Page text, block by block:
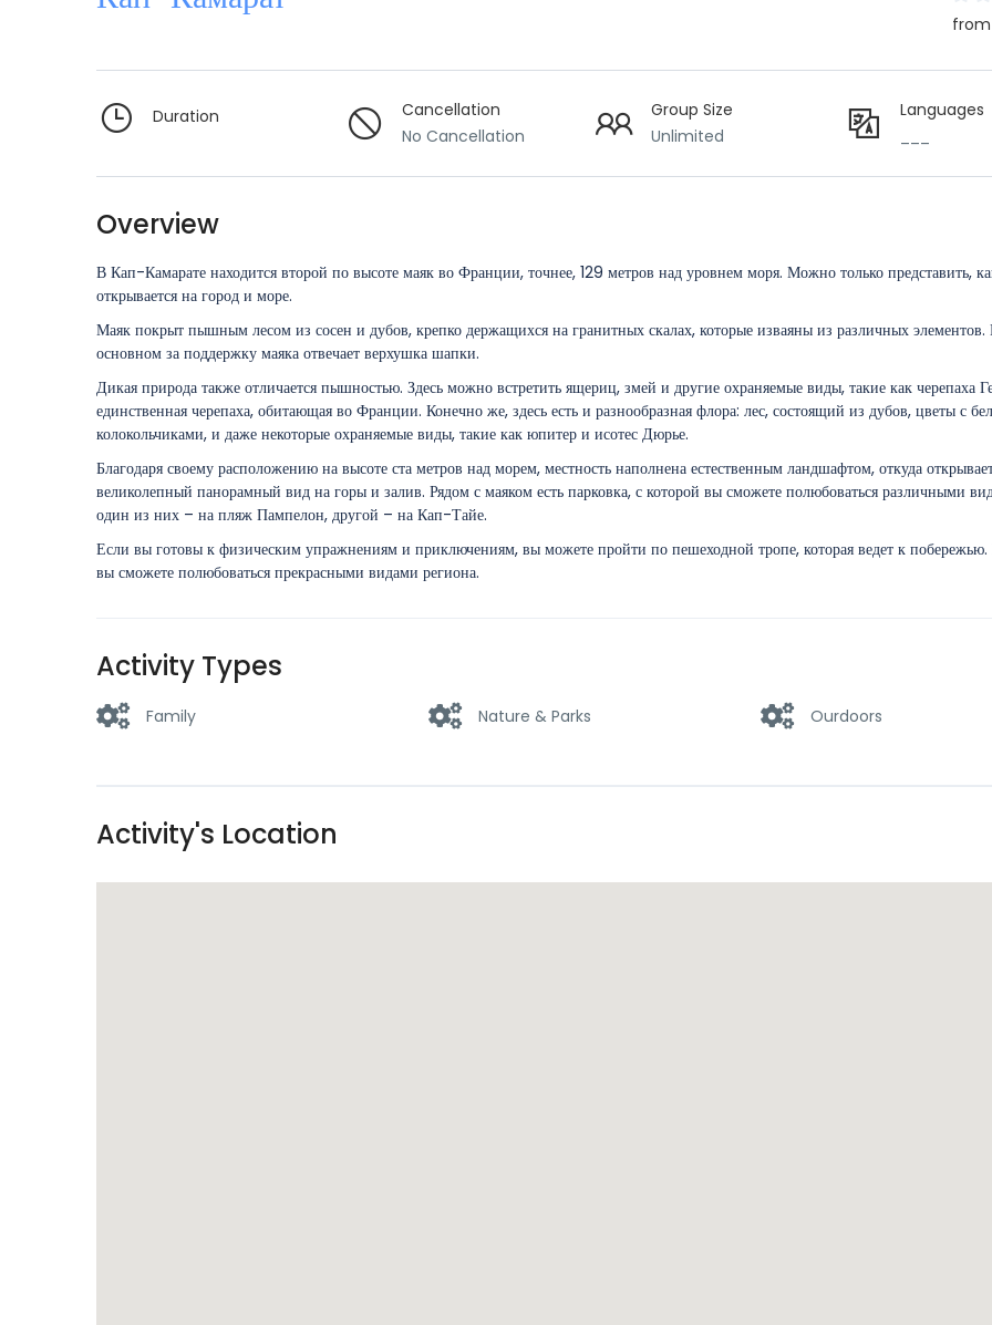
Duration
Cancellation
No Cancellation
Group Size
Unlimited
Languages
Overview
В Кап-Камарате находится второй по высоте маяк во Франции, точнее, 129 метров над уровнем моря. Можно только представить,
открывается на город и море.
Маяк покрыт пышным лесом из сосен и дубов, крепко держащихся на гранитных скалах, которые изваяны из различных элементов.
основном за поддержку маяка отвечает верхушка шапки.
Дикая природа также отличается пышностью. Здесь можно встретить ящериц, змей и другие охраняемые виды, такие как черепаха
единственная черепаха, обитающая во Франции. Конечно же, здесь есть и разнообразная флора: лес, состоящий из дубов, цветы с
колокольчиками, и даже некоторые охраняемые виды, такие как юпитер и исотес Дюрье.
Благодаря своему расположению на высоте ста метров над морем, местность наполнена естественным ландшафтом, откуда
великолепный панорамный вид на горы и залив. Рядом с маяком есть парковка, с которой вы сможете полюбоваться различными
один из них – на пляж Пампелон, другой – на Кап-Тайе.
Если вы готовы к физическим упражнениям и приключениям, вы можете пройти по пешеходной тропе, которая ведет к
вы сможете полюбоваться прекрасными видами региона.
Activity Types
Family Nature & Parks Ourdoors
Activity's Location